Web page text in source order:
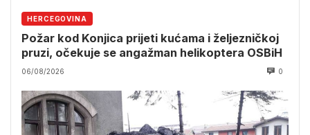
HERCEGOVINA
Požar kod Konjica prijeti kućama i željezničkoj
pruzi, očekuje se angažman helikoptera OSBiH
06/08/2026 0